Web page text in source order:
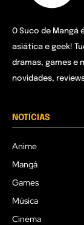
O Suco de
asiática e geek!
dramas, games e
novidades,
NOTÍCIAS
Anime
Mangá
Games
Música
Cinema